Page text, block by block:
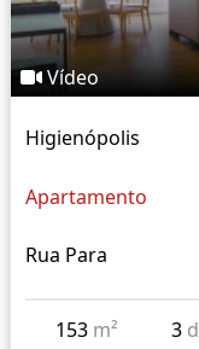
Vídeo
Higienópolis
Apartamento
Rua Para
153 m² 3